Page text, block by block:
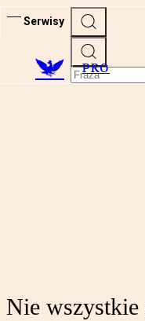
Serwisy
PRO
Nie wszystkie